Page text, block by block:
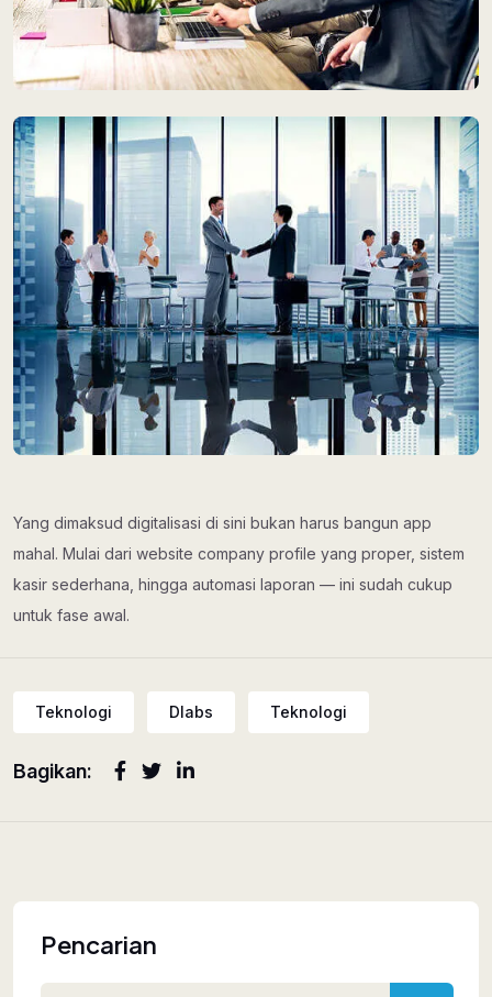
Yang dimaksud digitalisasi di sini bukan harus bangun app
mahal. Mulai dari website company profile yang proper, sistem
kasir sederhana, hingga automasi laporan — ini sudah cukup
untuk fase awal.
Teknologi Dlabs Teknologi
Bagikan:
Pencarian